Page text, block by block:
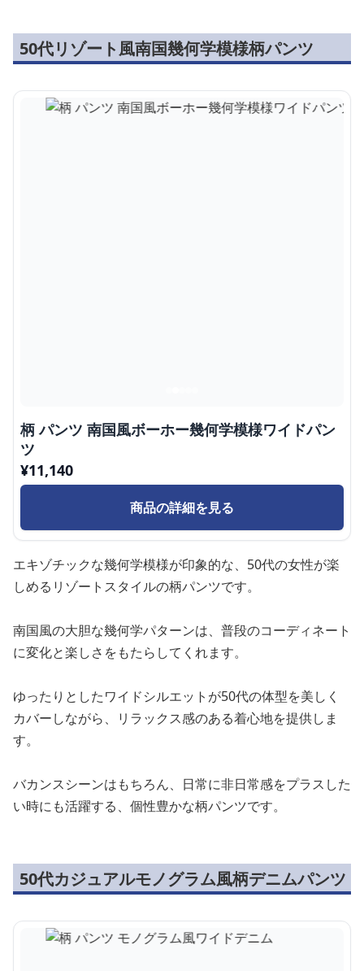
50代リゾート風南国幾何学模様柄パンツ
柄 パンツ 南国風ボーホー幾何学模様ワイドパン
ツ
¥11,140
商品の詳細を見る
エキゾチックな幾何学模様が印象的な、50代の女性が楽
しめるリゾートスタイルの柄パンツです。
南国風の大胆な幾何学パターンは、普段のコーディネート
に変化と楽しさをもたらしてくれます。
ゆったりとしたワイドシルエットが50代の体型を美しく
カバーしながら、リラックス感のある着心地を提供しま
す。
バカンスシーンはもちろん、日常に非日常感をプラスした
い時にも活躍する、個性豊かな柄パンツです。
50代カジュアルモノグラム風柄デニムパンツ